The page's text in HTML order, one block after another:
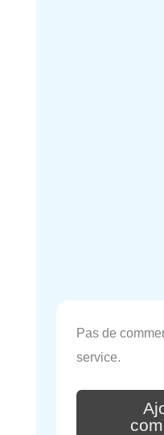
Pas de
service.